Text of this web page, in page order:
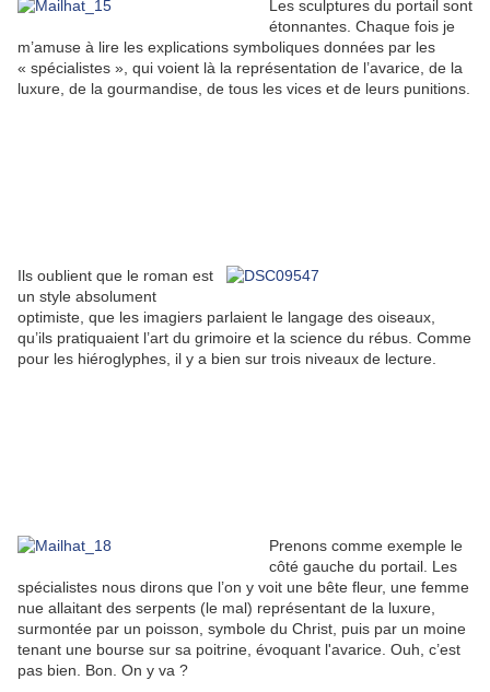
Les sculptures du portail sont
étonnantes. Chaque fois je
m’amuse à lire les explications symboliques données par les
« spécialistes », qui voient là la représentation de l’avarice, de la
luxure, de la gourmandise, de tous les vices et de leurs punitions.
Ils oublient que le roman est
un style absolument
optimiste, que les imagiers parlaient le langage des oiseaux,
qu’ils pratiquaient l’art du grimoire et la science du rébus. Comme
pour les hiéroglyphes, il y a bien sur trois niveaux de lecture.
Prenons comme exemple le
côté gauche du portail. Les
spécialistes nous dirons que l’on y voit une bête fleur, une femme
nue allaitant des serpents (le mal) représentant de la luxure,
surmontée par un poisson, symbole du Christ, puis par un moine
tenant une bourse sur sa poitrine, évoquant l'avarice. Ouh, c’est
pas bien. Bon. On y va ?